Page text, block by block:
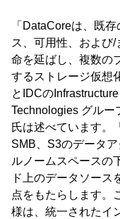
「DataCoreは、既
ス、可用性、および
命を延ばし、複数の
するストレージ仮想
とIDCの
Technologies グルー
氏は述べています。
SMB、S3のデータ
ルノームスペースの
ド上のデータソース
点をもたらします。
様は、統一されたイ